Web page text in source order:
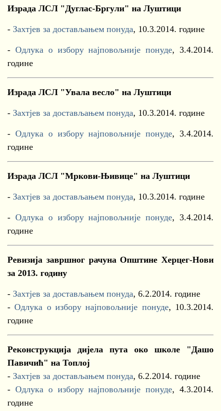
Израда ЛСЛ "Дуглас-Бргули" на Луштици
- Захтјев за достављањем понуда, 10.3.2014. године
- Одлука о избору најповољније понуде, 3.4.2014.
године
Израда ЛСЛ "Увала весло" на Луштици
- Захтјев за достављањем понуда, 10.3.2014. године
- Одлука о избору најповољније понуде, 3.4.2014.
године
Израда ЛСЛ "Мркови-Њивице" на Луштици
- Захтјев за достављањем понуда, 10.3.2014. године
- Одлука о избору најповољније понуде, 3.4.2014.
године
Ревизија завршног рачуна Општине Херцег-Нови
за 2013. годину
- Захтјев за достављањем понуда, 6.2.2014. године
-Одлука о избору најповољније понуде, 10.3.2014.
године
Реконструкција дијела пута око школе "Дашо
Павичић" на Топлој
- Захтјев за достављањем понуда, 6.2.2014. године
- Одлука о избору најповољније понуде, 4.3.2014.
године